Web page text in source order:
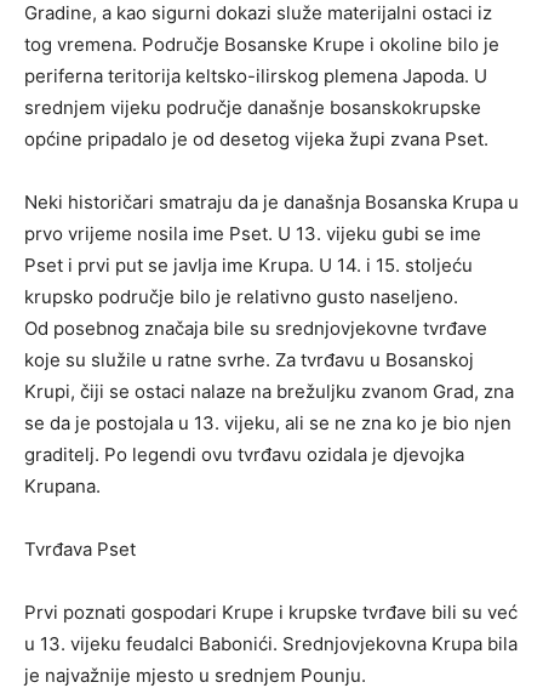
Gradine, a kao sigurni dokazi služe materijalni ostaci iz
tog vremena. Područje Bosanske Krupe i okoline bilo je
periferna teritorija keltsko-ilirskog plemena Japoda. U
srednjem vijeku područje današnje bosanskokrupske
općine pripadalo je od desetog vijeka župi zvana Pset.
Neki historičari smatraju da je današnja Bosanska Krupa u
prvo vrijeme nosila ime Pset. U 13. vijeku gubi se ime
Pset i prvi put se javlja ime Krupa. U 14. i 15. stoljeću
krupsko područje bilo je relativno gusto naseljeno.
Od posebnog značaja bile su srednjovjekovne tvrđave
koje su služile u ratne svrhe. Za tvrđavu u Bosanskoj
Krupi, čiji se ostaci nalaze na brežuljku zvanom Grad, zna
se da je postojala u 13. vijeku, ali se ne zna ko je bio njen
graditelj. Po legendi ovu tvrđavu ozidala je djevojka
Krupana.
Tvrđava Pset
Prvi poznati gospodari Krupe i krupske tvrđave bili su već
u 13. vijeku feudalci Babonići. Srednjovjekovna Krupa bila
je najvažnije mjesto u srednjem Pounju.